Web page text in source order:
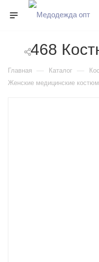
468
Главная — Каталог —
Женские медицинские